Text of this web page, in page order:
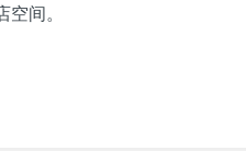
间。